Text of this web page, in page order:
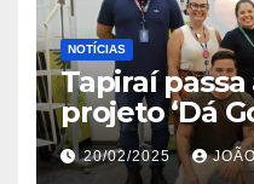
NOTÍCIAS
Tapiraí
projeto ‘Dá
Ribeira’ |
20/02/2025